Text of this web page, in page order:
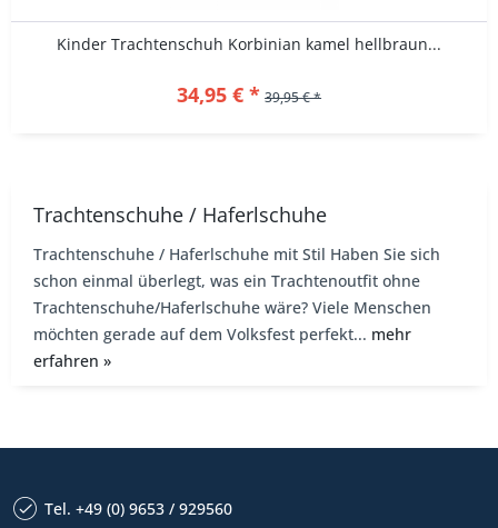
Kinder Trachtenschuh Korbinian kamel hellbraun...
34,95 € * 39,95 € *
Trachtenschuhe / Haferlschuhe
Trachtenschuhe / Haferlschuhe mit Stil Haben Sie sich
schon einmal überlegt, was ein Trachtenoutfit ohne
Trachtenschuhe/Haferlschuhe wäre? Viele Menschen
möchten gerade auf dem Volksfest perfekt... mehr
erfahren »
Tel. +49 (0) 9653 / 929560